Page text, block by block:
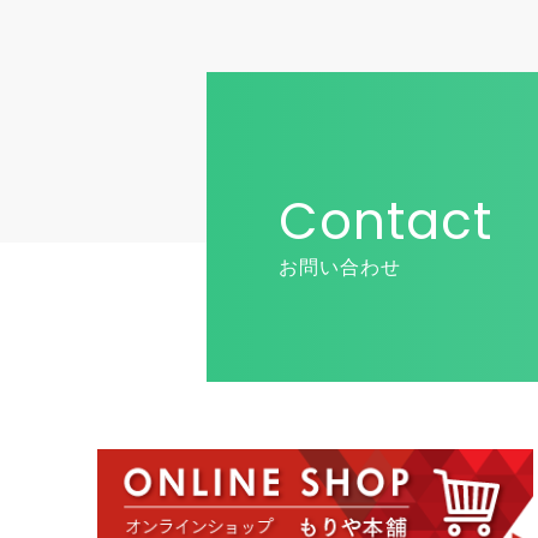
Contact
お問い合わせ